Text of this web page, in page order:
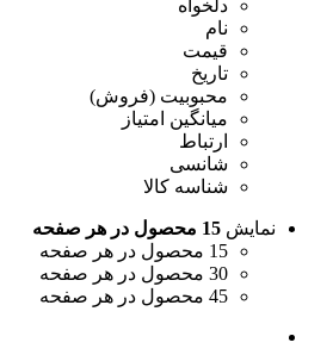
دلخواه
نام
قیمت
تاریخ
محبوبیت (فروش)
میانگین امتیاز
ارتباط
شانسی
شناسه کالا
نمایش 15 محصول در هر صفحه
15 محصول در هر صفحه
30 محصول در هر صفحه
45 محصول در هر صفحه